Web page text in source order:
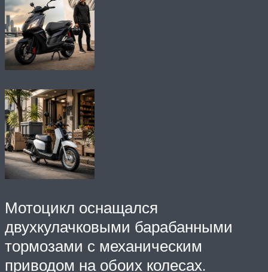
Мотоцикл оснащался
двухкулачковыми барабанными
тормозами с механическим
приводом на обоих колесах.